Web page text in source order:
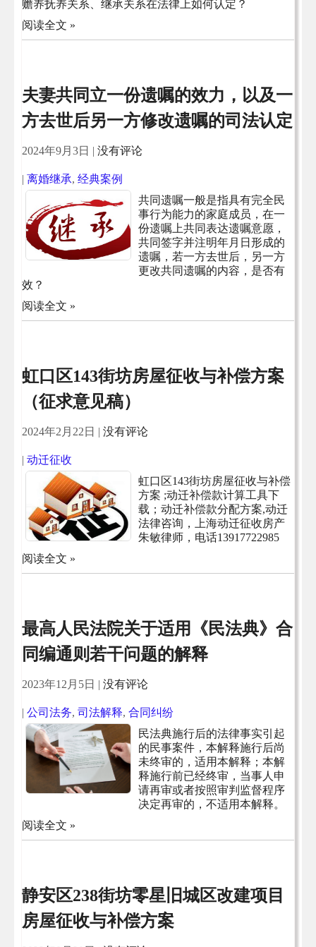
赡养抚养关系、继承关系在法律上如何认定？
阅读全文 »
夫妻共同立一份遗嘱的效力，以及一
方去世后另一方修改遗嘱的司法认定
2024年9月3日 | 没有评论
| 离婚继承, 经典案例
共同遗嘱一般是指具有完全民
事行为能力的家庭成员，在一
份遗嘱上共同表达遗嘱意愿，
共同签字并注明年月日形成的
遗嘱，若一方去世后，另一方
更改共同遗嘱的内容，是否有
效？
阅读全文 »
虹口区143街坊房屋征收与补偿方案
（征求意见稿）
2024年2月22日 | 没有评论
| 动迁征收
虹口区143街坊房屋征收与补偿
方案 ;动迁补偿款计算工具下
载；动迁补偿款分配方案,动迁
法律咨询，上海动迁征收房产
朱敏律师，电话13917722985
阅读全文 »
最高人民法院关于适用《民法典》合
同编通则若干问题的解释
2023年12月5日 | 没有评论
| 公司法务, 司法解释, 合同纠纷
民法典施行后的法律事实引起
的民事案件，本解释施行后尚
未终审的，适用本解释；本解
释施行前已经终审，当事人申
请再审或者按照审判监督程序
决定再审的，不适用本解释。
阅读全文 »
静安区238街坊零星旧城区改建项目
房屋征收与补偿方案